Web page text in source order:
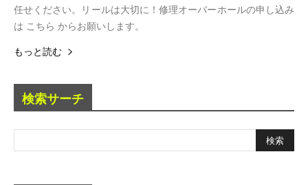
任せください。リールは大切に！修理オーバーホールの申し込み
は こちら からお願いします。
もっと読む
検索サーチ